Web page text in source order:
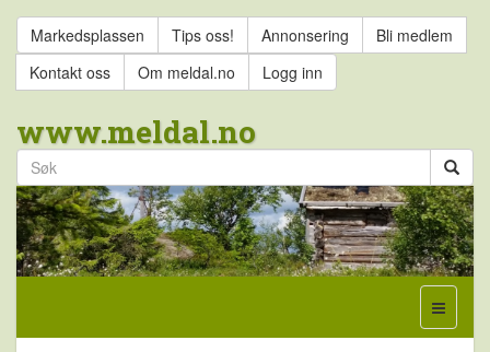
Markedsplassen Tips oss! Annonsering
Bli medlem
Kontakt oss
Om meldal.no Logg inn
www.meldal.no